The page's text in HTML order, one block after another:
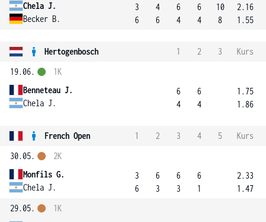
Chela J.
Becker B.
3
6
4
6
6
4
6
4
10
8
2.16
1.55
Hertogenbosch 1 2 3
Kurs
19.06.
Benneteau J.
Chela J.
1K
6
4
6
4
1.75
1.86
French Open 1 2 3 4 5
Kurs
30.05.
Monfils G.
Chela J.
2K
3
6
6
3
6
3
6
1
2.33
1.47
29.05.
1K